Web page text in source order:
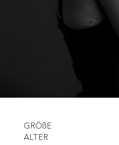
GRÖßE
ALTER